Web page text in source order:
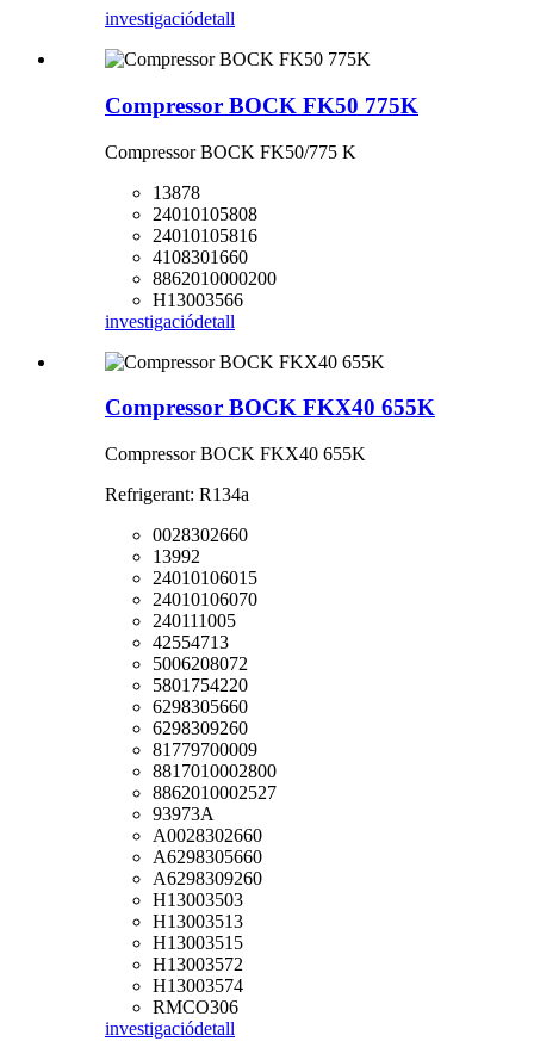
investigaciódetall
Compressor BOCK FK50 775K
Compressor BOCK FK50/775 K
13878
24010105808
24010105816
4108301660
8862010000200
H13003566
investigaciódetall
Compressor BOCK FKX40 655K
Compressor BOCK FKX40 655K
Refrigerant: R134a
0028302660
13992
24010106015
24010106070
240111005
42554713
5006208072
5801754220
6298305660
6298309260
81779700009
8817010002800
8862010002527
93973A
A0028302660
A6298305660
A6298309260
H13003503
H13003513
H13003515
H13003572
H13003574
RMCO306
investigaciódetall